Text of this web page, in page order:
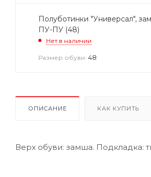
Полуботинки "Универсал",
ПУ-ПУ (48)
Нет в наличии
Размер обуви: 48
ОПИСАНИЕ КАК КУПИТЬ
Верх обуви: замша. Подкладка: